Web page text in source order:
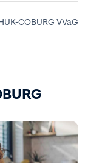
COBURG VVaG